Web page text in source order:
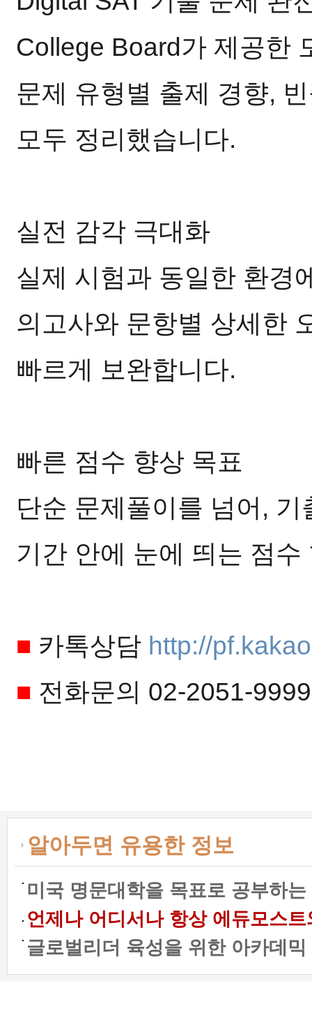
College Board가 제공한
문제 유형별 출제 경향,
모두 정리했습니다.
실전 감각 극대화
실제 시험과 동일한 환경
의고사와 문항별 상세한
빠르게 보완합니다.
빠른 점수 향상 목표
단순 문제풀이를 넘어,
기간 안에 눈에 띄는 점
■ 카톡상담 http://
■ 전화문의 02-2051-9999
알아두면 유용한 정보
미국 명문대학을 목표로 공부하
언제나 어디서나 항상 에듀모스
글로벌리더 육성을 위한 아카데